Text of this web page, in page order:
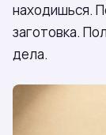
находишься.
заготовка.
дела.